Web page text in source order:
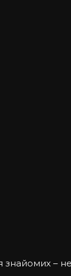
знайомих –